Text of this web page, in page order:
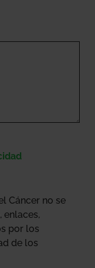
Cáncer no se
enlaces,
por los
de los